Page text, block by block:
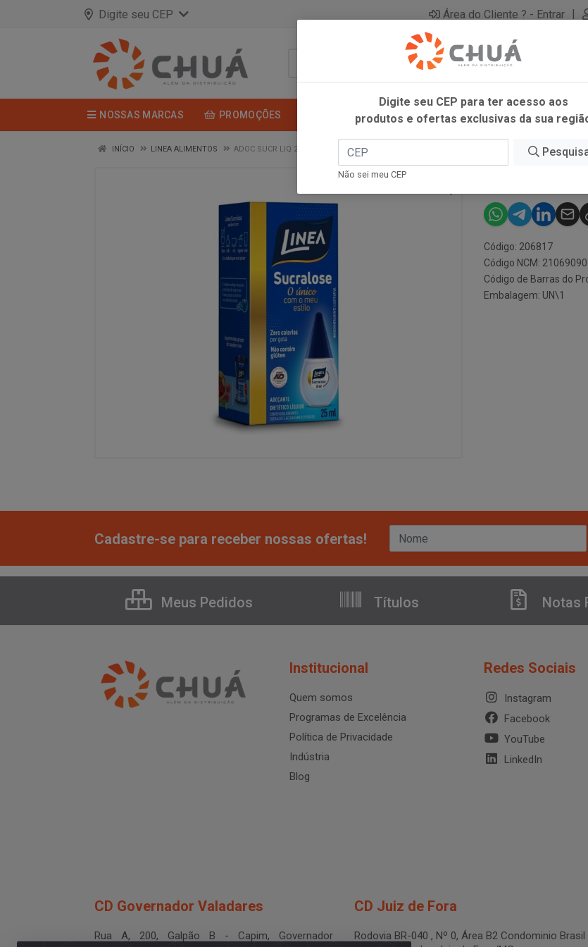
Digite seu CEP Área do Cliente ? - Entrar |
NOSSAS MARCAS PROMOÇÕES
INÍCIO LINEA ALIMENTOS ADOC SUCR LIQ 25ML LINEA
ADOC
Código: 206817
Código NCM: 21069090
Código de Barras do
Embalagem: UN\1
Cadastre-se para receber nossas ofertas!
Meus Pedidos Títulos Notas
Institucional
Quem somos
Programas de Excelência
Política de Privacidade
Indústria
Blog
Redes Sociais
Instagram
Facebook
YouTube
LinkedIn
CD Governador Valadares
Rua A, 200, Galpão B - Capim, Governador
CD Juiz de Fora
Rodovia BR-040 , Nº 0, Área B2 Condominio Brasil
Digite seu CEP para ter acesso aos
produtos e ofertas exclusivas da sua
Não sei meu CEP